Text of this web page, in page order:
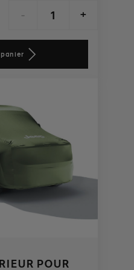
- +
POUR